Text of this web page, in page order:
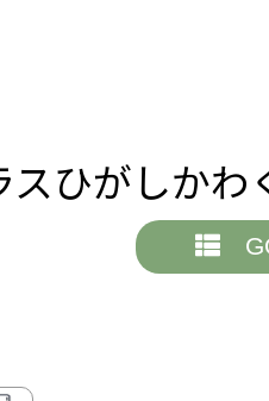
スひがしかわ